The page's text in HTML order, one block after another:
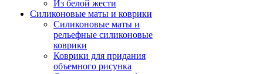
Из белой жести
Силиконовые маты и коврики
Силиконовые маты и
рельефные силиконовые
коврики
Коврики для придания
объемного рисунка